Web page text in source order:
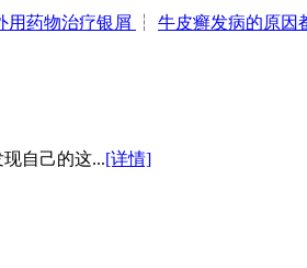
用药物治疗银屑 ┆ 牛皮癣发病的原因
自己的这...[详情]